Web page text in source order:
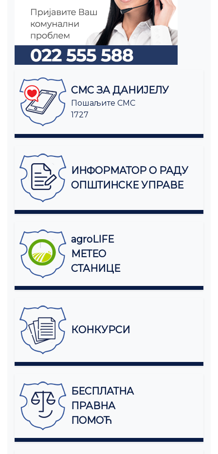
СМС ЗА ДАНИЈЕЛУ
Пошаљите СМС
1727
ИНФОРМАТОР О РАДУ
ОПШТИНСКЕ УПРАВЕ
agroLIFE
МЕТЕО
СТАНИЦЕ
КОНКУРСИ
БЕСПЛАТНА
ПРАВНА
ПОМОЋ